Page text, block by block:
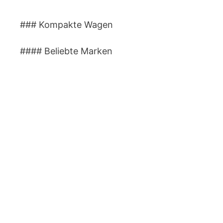
### Kompakte Wagen
#### Beliebte Marken